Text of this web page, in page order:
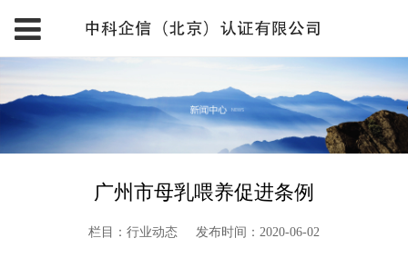
广州市母乳喂养促进条例
栏目：行业动态 发布时间：2020-06-02